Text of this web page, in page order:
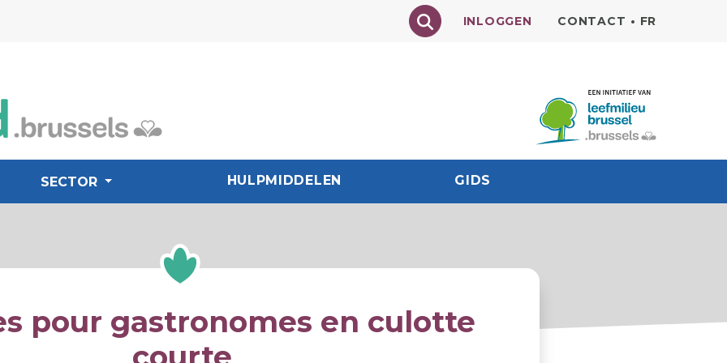
Texte à rechercher
INLOGGEN CONTACT • FR
SECTOR HULPMIDDELEN GIDS
pour gastronomes en culotte